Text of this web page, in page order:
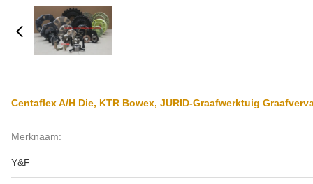
Centaflex A/H Die, KTR Bowex, JURID-Graafwerktuig
Merknaam:
Y&F